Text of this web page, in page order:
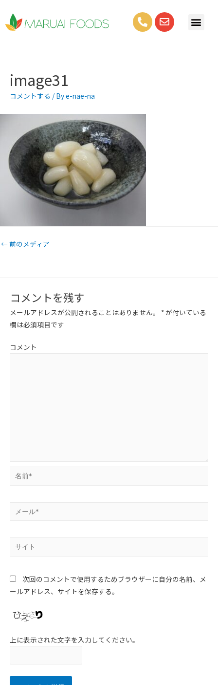
image31
コメントする / Bye-nae-na
←前のメディア
コメントを残す
メールアドレスが公開されることはありません。 * が付いている
欄は必須項目です
コメント
次回のコメントで使用するためブラウザーに自分の名前、メ
ールアドレス、サイトを保存する。
上に表示された文字を入力してください。